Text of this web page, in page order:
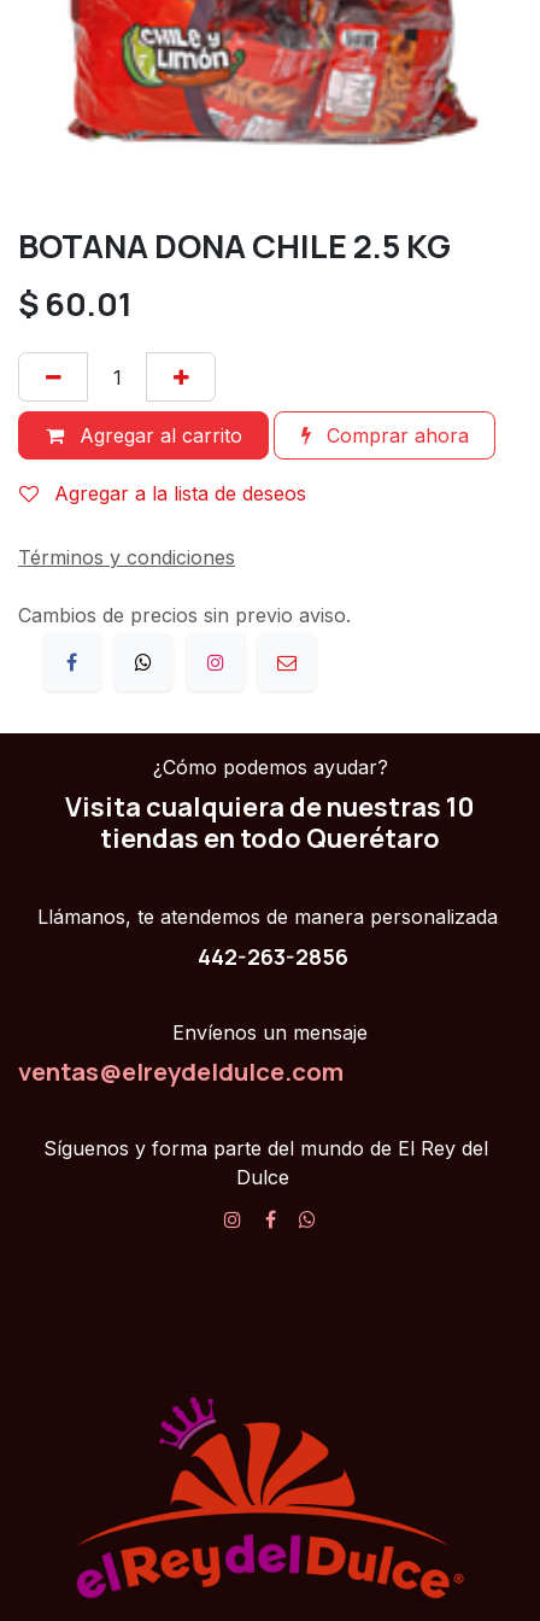
BOTANA DONA CHILE 2.5 KG
$60.01
Agregar al carrito Comprar ahora
Agregar a la lista de deseos
Términos y condiciones
Cambios de precios sin previo aviso.
¿Cómo podemos ayudar?
Visita cualquiera de nuestras 10
tiendas en todo Querétaro
Llámanos, te atendemos de manera personalizada
442-263-2856
Envíenos un mensaje
ventas@elreydeldulce.com
Síguenos y forma parte del mundo de El Rey del
Dulce